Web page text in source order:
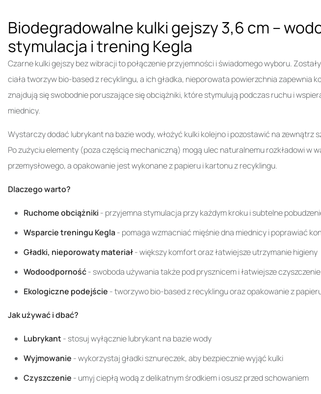
Biodegradowalne kulki gejszy 3,6 cm –
stymulacja i trening Kegla
Czarne kulki gejszy bez wibracji to połączenie przyjemności i świadomego wyboru.
ciała tworzyw bio-based z recyklingu, a ich gładka, nieporowata powierzchnia zapewnia
znajdują się swobodnie poruszające się obciążniki, które stymulują podczas ruchu i
miednicy.
Wystarczy dodać lubrykant na bazie wody, włożyć kulki kolejno i pozostawić na zewnątrz
Po zużyciu elementy (poza częścią mechaniczną) mogą ulec naturalnemu rozkładowi w
przemysłowego, a opakowanie jest wykonane z papieru i kartonu z recyklingu.
Dlaczego warto?
Ruchome obciążniki - przyjemna stymulacja przy każdym kroku i subtelne
Wsparcie treningu Kegla- pomaga wzmacniać mięśnie dna miednicy i poprawiać
Gładki, nieporowaty materiał- większy komfort oraz łatwiejsze utrzymanie higieny
Wodoodporność- swoboda używania także pod prysznicem i łatwiejsze czyszczenie
Ekologiczne podejście - tworzywo bio-based z recyklingu oraz opakowanie z
Jak używać i dbać?
Lubrykant - stosuj wyłącznie lubrykant na bazie wody
Wyjmowanie - wykorzystaj gładki sznureczek, aby bezpiecznie wyjąć kulki
Czyszczenie - umyj ciepłą wodą z delikatnym środkiem i osusz przed schowaniem